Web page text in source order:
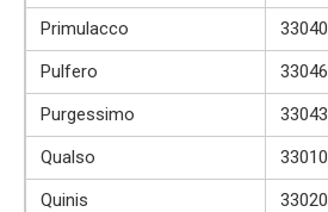
Primulacco
33040
Pulfero
33046
Purgessimo
33043
Qualso
33010
Quinis
33020